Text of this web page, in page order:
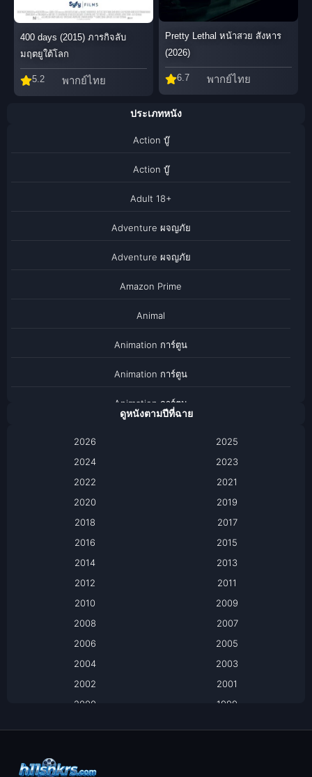
400 days (2015) ภารกิจลับ
มฤตยูใต้โลก
5.2 พากย์ไทย
Pretty Lethal หน้าสวย สังหาร
(2026)
6.7 พากย์ไทย
ประเภทหนัง
Action บู๊
Action บู๊
Adult 18+
Adventure ผจญภัย
Adventure ผจญภัย
Amazon Prime
Animal
Animation การ์ตูน
Animation การ์ตูน
Animation การ์ตูน
Based on a True Story เรื่องจริง
Based on a True Story เรื่องจริง
ดูหนังตามปีที่ฉาย
2026
2025
2024
2023
2022
2021
2020
2019
2018
2017
2016
2015
2014
2013
2012
2011
2010
2009
2008
2007
2006
2005
2004
2003
2002
2001
2000
1999
1994